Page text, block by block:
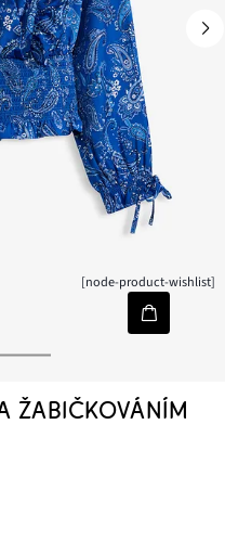
[node-product-wishlist]
ŽABIČKOVÁNÍM